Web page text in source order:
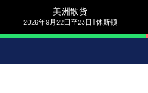
美洲散货
2026年9月22日至23日 | 休斯顿